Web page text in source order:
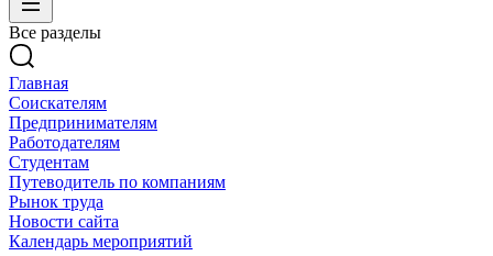
Все разделы
Главная
Соискателям
Предпринимателям
Работодателям
Студентам
Путеводитель по компаниям
Рынок труда
Новости сайта
Календарь мероприятий